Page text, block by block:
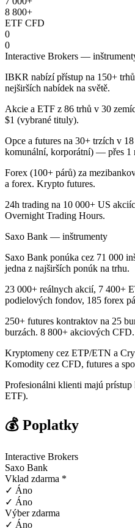
8 800+
ETF CFD
0
0
Interactive Brokers —
IBKR nabízí přístup na 150+
nejširších nabídek na světě.
Akcie a ETF z 86 trhů v 30
$1 (vybrané tituly).
Opce a futures na 30+ trzích v
komunální, korporátní) — přes 1
Forex (100+ párů) za
a forex. Krypto futures.
24h trading na 10 000+ US
Overnight Trading Hours.
Saxo Bank — inštrumenty
Saxo Bank ponúka cez 71 000
jedna z najširších ponúk na trhu.
23 000+ reálnych akcií, 7 400+
podielových fondov, 185 forex
250+ futures kontraktov na 25
burzách. 8 800+ akciových CFD.
Kryptomeny cez ETP/ETN a
Komodity cez CFD, futures a
Profesionálni klienti majú
ETF).
💰 Poplatky
Interactive Brokers
Saxo Bank
Vklad zdarma *
✓ Áno
✓ Áno
Výber zdarma
✓ Áno